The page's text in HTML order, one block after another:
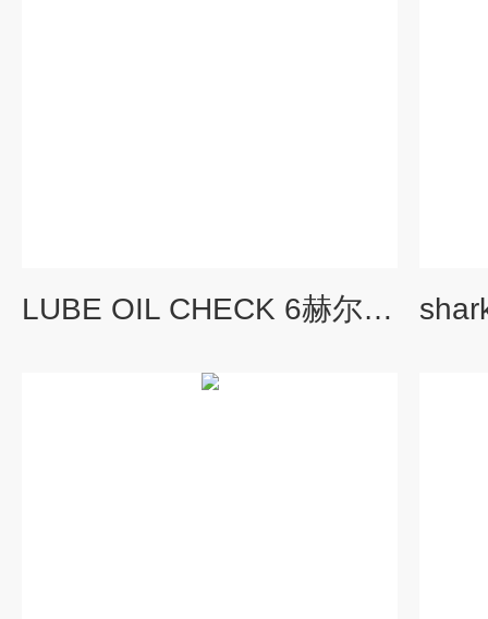
LUBE OIL CHECK 6赫尔纳供应德国martechnic润滑油检测套件